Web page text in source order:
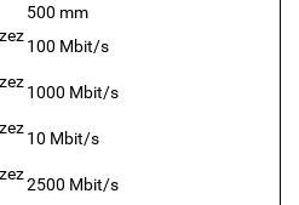
500 mm
100 Mbit/s
1000 Mbit/s
10 Mbit/s
2500 Mbit/s